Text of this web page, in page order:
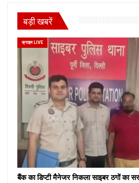
बड़ी खबरें
क्राइम LIVE
बैंक का डिप्टी मैनेजर निकला साइबर ठगों का